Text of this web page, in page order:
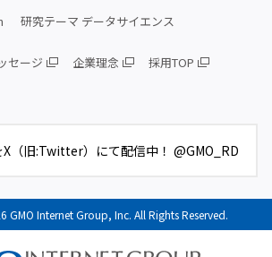
研究テーマ データサイエンス
セージ 企業理念
採用TOP
（旧:Twitter）にて配信中！ @GMO_RD
GMO Internet Group, Inc. All Rights Reserved.